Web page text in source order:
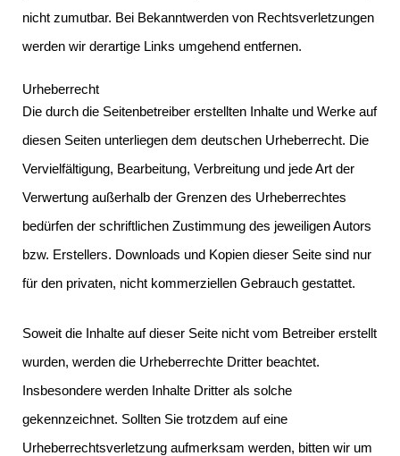
nicht zumutbar. Bei Bekanntwerden von Rechtsverletzungen
werden wir derartige Links umgehend entfernen.
Urheberrecht
Die durch die Seitenbetreiber erstellten Inhalte und Werke auf
diesen Seiten unterliegen dem deutschen Urheberrecht. Die
Vervielfältigung, Bearbeitung, Verbreitung und jede Art der
Verwertung außerhalb der Grenzen des Urheberrechtes
bedürfen der schriftlichen Zustimmung des jeweiligen Autors
bzw. Erstellers. Downloads und Kopien dieser Seite sind nur
für den privaten, nicht kommerziellen Gebrauch gestattet.
Soweit die Inhalte auf dieser Seite nicht vom Betreiber erstellt
wurden, werden die Urheberrechte Dritter beachtet.
Insbesondere werden Inhalte Dritter als solche
gekennzeichnet. Sollten Sie trotzdem auf eine
Urheberrechtsverletzung aufmerksam werden, bitten wir um